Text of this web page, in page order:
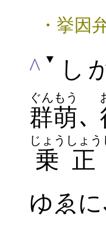
・挙因
^ ▼ し
群萌
ぐんもう
､
乗
じょう しょう
ゆゑ